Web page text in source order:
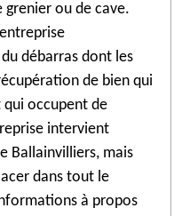
grenier ou de cave.
débarras dont les
de bien qui
qui occupent de
intervient
Ballainvilliers, mais
dans tout le
à propos